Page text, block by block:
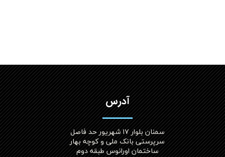
آدرس
سمنان بلوار ۱۷ شهریور حد فاصل
سرپرستی بانک ملی و کوچه بهار
ساختمان اورانوس طبقه دوم